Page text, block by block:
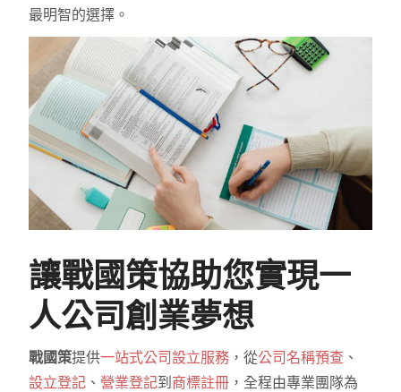
最明智的選擇。
讓戰國策協助您實現一
人公司創業夢想
戰國策提供一站式公司設立服務 ，從公司名稱預查 、
設立登記 、 營業登記到 商標註冊 ，全程由專業團隊為